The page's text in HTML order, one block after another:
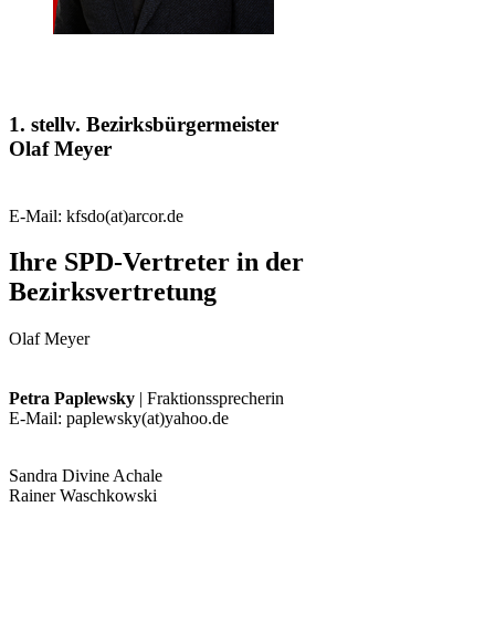
1. stellv. Bezirksbürgermeister
Olaf Meyer
E-Mail: kfsdo(at)arcor.de
Ihre SPD-Vertreter in der
Bezirksvertretung
Olaf Meyer
Petra Paplewsky | Fraktionssprecherin
E-Mail: paplewsky(at)yahoo.de
Sandra Divine Achale
Rainer Waschkowski